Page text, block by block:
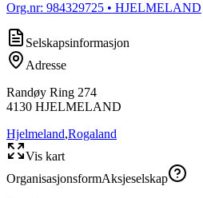
Org.nr: 984329725 • HJELMELAND
Selskapsinformasjon
Adresse
Randøy Ring 274
4130 HJELMELAND
Hjelmeland,Rogaland
Vis kart
OrganisasjonsformAksjeselskap